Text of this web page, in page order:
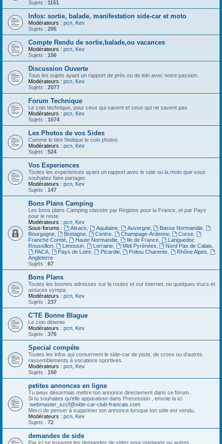
Sujets : 1151
Infos: sortie, balade, manifestation side-car et moto
Modérateurs : pcn Kev
Sujets : 205
Compte Rendu de sortie,balade,ou vacances
Modérateurs : pcn Kev
Sujets : 156
Discussion Ouverte
Tous les sujets ayant un rapport de près ou de loin avec notre passion.
Modérateurs : pcn Kev
Sujets : 2077
Forum Technique
Le coin technique, pour ceux qui savent et ceux qui ne savent pas.
Modérateurs : pcn Kev
Sujets : 1674
Les Photos de vos Sides
Comme le titre l'indique le coin photos
Modérateurs : pcn Kev
Sujets : 524
Vos Experiences
Toutes les experiences ayant un rapport avec le side ou la moto que vous
souhaitez faire partager.
Modérateurs : pcn Kev
Sujets : 147
Bons Plans Camping
Les bons plans Camping classés par Régions pour la France, et par Pays
pour le reste
Modérateurs : pcn Kev
Sous-forums :
Alsace, Aquitaine, Auvergne, Basse Normandie
Bourgogne
Bretagne, Centre, Champage-Ardenne, Corse
Franche Comté
Haute Normandie, Ile de France,
Languedoc
Roussillon
Limousin, Lorraine, Midi Pyrénées Nord Pas de Calais
PACA, Pays de Loire, Picardie, Poitou Charente Rhône Alpes
Angleterre
Sujets : 67
Bons Plans
Toutes les bonnes adresses sur la routes et sur internet, ou quelques trucs et
astuces sympa.
Modérateurs : pcn Kev
Sujets : 237
C'TE Bonne Blague
Le coin détente
Modérateurs : pcn Kev
Sujets : 376
Special compéte
Toutes les infos qui consernent le side-car de piste, de cross ou d'autres
rassemblements à vocations sportives.
Modérateurs : pcn Kev
Sujets : 150
petites annonces en ligne
Tu peux désormais mettre ton annonce directement dans ce forum.
Si tu souhaites qu'elle apparaisse dans Precession , envoie la ici
:webmaster_sccf@side-car-club-francais.com
Merci de penser à supprimer ton annonce lorsque ton side est vendu.
Modérateurs : pcn Kev
Sujets : 72
demandes de side
Par ici se trouvent les demandes de sides pour mariages ou autres